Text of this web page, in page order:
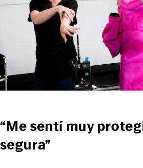
“Me sentí muy
segura”